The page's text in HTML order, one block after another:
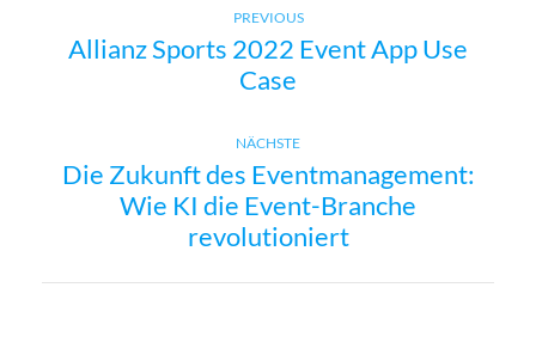
PREVIOUSPrevious
post:
Allianz Sports 2022 Event App Use
Case
NÄCHSTENext
post:
Die Zukunft des Eventmanagement:
Wie KI die Event-Branche
revolutioniert